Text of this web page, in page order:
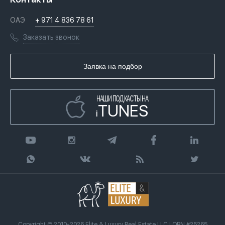
Недвижимость за криптовалюту в Дубае
Переезд в Дубай, ОАЭ
Гражданство ОАЭ
Вопросы и ответы
Книги
Инфографика
Лицензии
Агентство недвижимости
ОАЭ + 971 4 836 78 61
Заказать звонок
Заявка на подбор
НАШИ ПОДКАСТЫ НА
iTUNES